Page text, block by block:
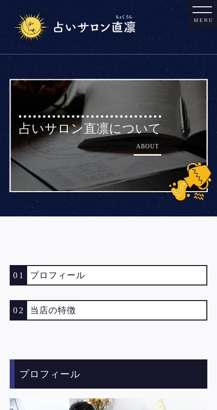
占いサロン直凛について
ABOUT
01 プロフィール
02 当店の特徴
プロフィール
MENU